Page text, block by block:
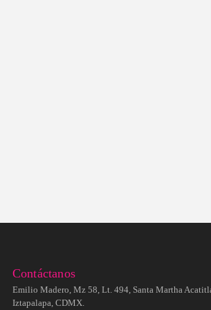
Contáctanos
Emilio Madero, Mz 58, Lt. 494, Santa Martha
Iztapalapa, CDMX.